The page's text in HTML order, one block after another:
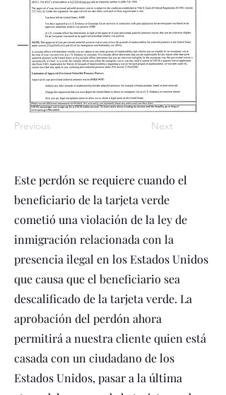
Previous Next
Este perdón se requiere cuando el
beneficiario de la tarjeta verde
cometió una violación de la ley de
inmigración relacionada con la
presencia ilegal en los Estados Unidos
que causa que el beneficiario sea
descalificado de la tarjeta verde. La
aprobación del perdón ahora
permitirá a nuestra cliente quien está
casada con un ciudadano de los
Estados Unidos, pasar a la última